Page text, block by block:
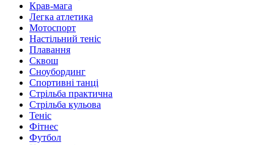
Крав-мага
Легка атлетика
Мотоспорт
Настільний теніс
Плавання
Сквош
Сноубординг
Спортивні танці
Стрільба практична
Стрільба кульова
Теніс
Фітнес
Футбол